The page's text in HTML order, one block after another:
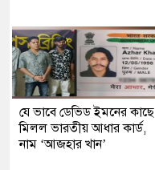
যে ভাবে ডেভিড ইমনের কাছে
মিলল ভারতীয় আধার কার্ড,
নাম ‘আজহার খান’